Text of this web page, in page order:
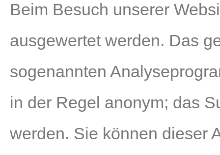
Beim Besuch unserer
ausgewertet werden. Das
sogenannten
in der Regel anonym; das
werden. Sie können dieser